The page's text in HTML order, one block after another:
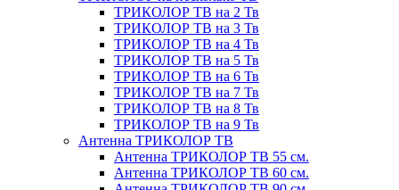
ТРИКОЛОР ТВ на 2 Тв
ТРИКОЛОР ТВ на 3 Тв
ТРИКОЛОР ТВ на 4 Тв
ТРИКОЛОР ТВ на 5 Тв
ТРИКОЛОР ТВ на 6 Тв
ТРИКОЛОР ТВ на 7 Тв
ТРИКОЛОР ТВ на 8 Тв
ТРИКОЛОР ТВ на 9 Тв
Антенна ТРИКОЛОР ТВ
Антенна ТРИКОЛОР ТВ 55 см.
Антенна ТРИКОЛОР ТВ 60 см.